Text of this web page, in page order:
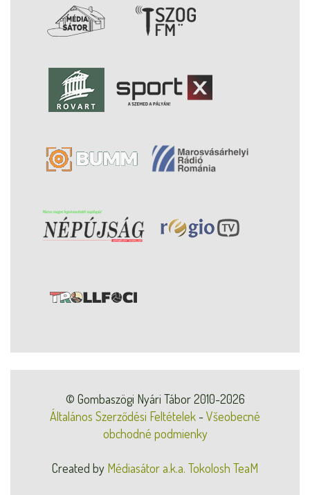
© Gombaszögi Nyári Tábor 2010-2026
Általános Szerződési Feltételek -Všeobecné
obchodné podmienky
Created by Médiasátor a.k.a. Tokolosh TeaM